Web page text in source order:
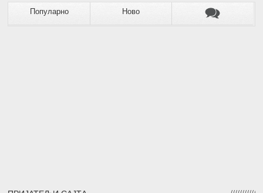
Популарно Ново